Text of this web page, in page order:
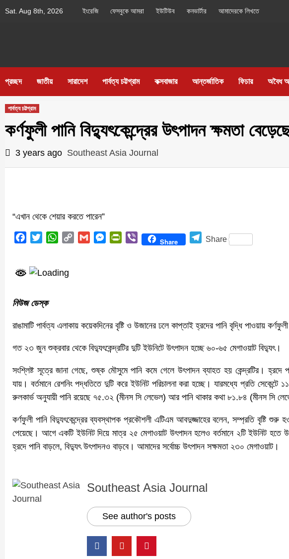
Sat. Aug 8th, 2026 ইংরেজি ফেসবুকে আমরা ইউটিউব কনভার্টার আমাদেরকে লিখতে
Southeast Asia
প্রচ্ছদ জাতীয় সারাদেশ পার্বত্য চট্টগ্রাম কক্সবাজার আন্তর্জাতিক ফিচার অবৈধ
পার্বত্য চট্টগ্রাম
কর্ণফুলী পানি বিদ্যুৎকেন্দ্রের উৎপাদন ক্ষমতা
3 years ago Southeast Asia Journal
“এখান থেকে শেয়ার করতে পারেন”
Facebook
TwitterWhatsApp
Copy
Gmail MessengerPrintFriendly
Viber Share Telegram
Share
নিউজ ডেস্ক
রাঙামাটি পার্বত্য এলাকায় কয়েকদিনের বৃষ্টি ও উজানের ঢলে কাপ্তাই হ্রদের পানি বৃদ্ধি পাওয়ায়
গত ২৩ জুন শুক্রবার থেকে বিদ্যুৎকেন্দ্রটির দুটি ইউনিটে উৎপাদন হচ্ছে ৬০-৬৫ মেগাওয়াট বিদ্যুৎ।
সংশ্লিষ্ট সূত্রে জানা গেছে, শুষ্ক মৌসুমে পানি কমে গেলে উৎপাদন ব্যাহত হয় কেন্দ্রটির। হ্রদে
যায়। বর্তমানে রেশনিং পদ্ধতিতে দুটি করে ইউনিট পরিচালনা করা হচ্ছে। যারমধ্যে প্রতি
রুলকার্ভ অনুযায়ী পানি রয়েছে ৭৫.৩২ (মীনস সি লেভেল) আর পানি থাকার কথা ৮১.৮৪ (মীনস সি
কর্ণফুলী পানি বিদ্যুৎকেন্দ্রের ব্যবস্থাপক প্রকৌশলী এটিএম আবদুজ্জাহের বলেন, সম্প্রতি বৃষ্টি শুরু
পেয়েছে। আগে একটি ইউনিট দিয়ে মাত্র ২৫ মেগাওয়াট উৎপাদন হলেও বর্তমানে ২টি ইউনিট হতে
হ্রদে পানি বাড়লে, বিদ্যুৎ উৎপাদনও বাড়বে। আমাদের সর্বোচ্চ উৎপাদন সক্ষমতা ২৩০ মেগাওয়াট।
Southeast Asia Journal
See author's posts